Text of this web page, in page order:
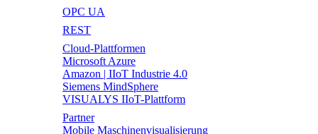
OPC UA
REST
Cloud-Plattformen
Microsoft Azure
Amazon | IIoT Industrie 4.0
Siemens MindSphere
VISUALYS IIoT-Plattform
Partner
Mobile Maschinenvisualisierung